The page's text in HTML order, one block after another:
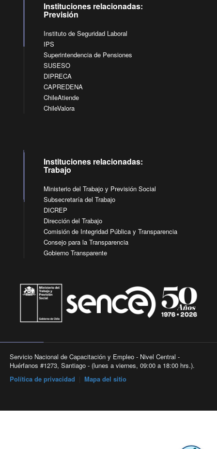
Instituciones relacionadas:
Previsión
Instituto de Seguridad Laboral
IPS
Superintendencia de Pensiones
SUSESO
DIPRECA
CAPREDENA
ChileAtiende
ChileValora
Instituciones relacionadas:
Trabajo
Ministerio del Trabajo y Previsión Social
Subsecretaría del Trabajo
DICREP
Dirección del Trabajo
Comisión de Integridad Pública y Transparencia
Consejo para la Transparencia
Gobierno Transparente
Servicio Nacional de Capacitación y Empleo - Nivel Central -
Huérfanos #1273, Santiago - (lunes a viernes, 09:00 a 18:00 hrs.).
Política de privacidad
Mapa del sitio